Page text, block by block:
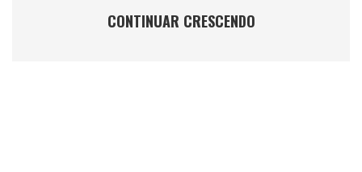
CONTINUAR CRESCENDO